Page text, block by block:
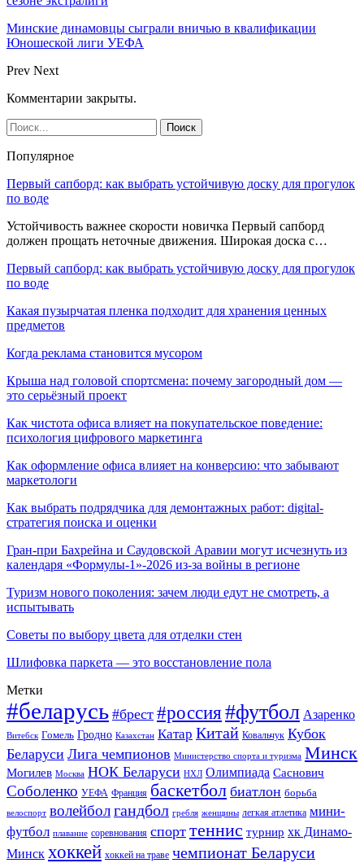
Минские динамовцы сыграли вничью в квалификации
Юношеской лиги УЕФА
Prev Next
Комментарии закрыты.
Популярное
Первый сапборд: как выбрать устойчивую доску для прогулок
по воде
Устойчивость важнее скорости новичка Первый сапборд
должен прощать неточные движения. Широкая доска с…
Первый сапборд: как выбрать устойчивую доску для прогулок
по воде
Какая пузырчатая пленка подходит для хранения ценных
предметов
Когда реклама становится мусором
Крыша над головой спортсмена: почему загородный дом —
это серьёзный проект
Как чистота офиса влияет на покупательское поведение:
психология цифрового маркетинга
Как оформление офиса влияет на конверсию: что забывают
маркетологи
Как выбрать подрядчика для демонтажных работ: digital-
стратегия поиска и оценки
Гран-при Бахрейна и Саудовской Аравии могут исчезнуть из
календаря «Формулы-1»-2026 из-за войны в регионе
Туризм нового поколения: зачем люди едут не смотреть, а
испытывать
Советы по выбору цвета для отделки стен
Шлифовка паркета — это восстановление пола
Метки
#беларусь #брест #россия#футбол Азаренко
Витебск Гомель Гродно Казахстан Катар Китай Ковальчук Кубок
Беларуси Лига чемпионов Министерство спорта и туризма Минск
Могилев Москва НОК Беларуси НХЛ Олимпиада Саснович
Соболенко УЕФА Франция баскетбол биатлон борьба
велоспорт волейболгандбол гребля женщины легкая атлетика мини-
футбол плавание соревнования спорт теннис турнир хк Динамо-
Минск хоккей хоккей на траве чемпионат Беларуси